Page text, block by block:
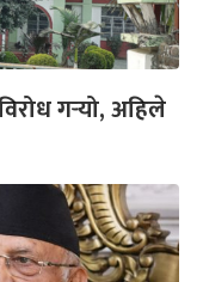
गर्‍यो, अहिले